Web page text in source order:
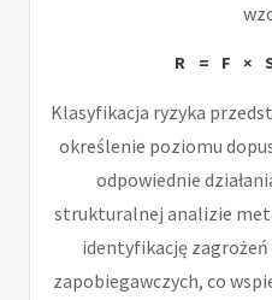
R = F ×
Klasyfikacja ryzyka
określenie poziomu
odpowiednie
strukturalnej analizie
identyfikację zagrożeń
zapobiegawczych, co